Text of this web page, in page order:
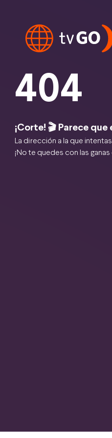
404
¡Corte! 🎬 Parece
La dirección a la que
¡No te quedes con las